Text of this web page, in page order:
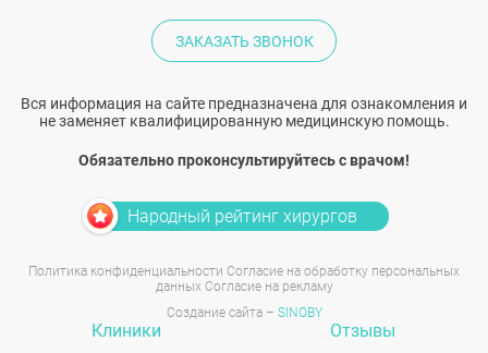
ЗАКАЗАТЬ ЗВОНОК
Вся информация на сайте предназначена для ознакомления и
не заменяет квалифицированную медицинскую помощь.
Обязательно проконсультируйтесь с врачом!
Народный рейтинг хирургов
Политика конфиденциальности Согласие на обработку персональных
данных Согласие на рекламу
Создание сайта – SINOBY
Клиники Отзывы